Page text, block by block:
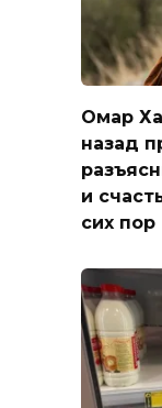
Омар
назад
и
сих пор